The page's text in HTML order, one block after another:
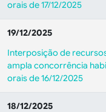
orais de 17/12/2025
19/12/2025
Interposição de
ampla concorrência
orais de 16/12/2025
18/12/2025